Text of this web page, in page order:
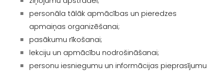
personāla tālāk apmācības un pieredzes
apmaiņas organizēšanai;
pasākumu rīkošanai;
lekciju un apmācību nodrošināšanai;
personu iesniegumu un informācijas pieprasījumu